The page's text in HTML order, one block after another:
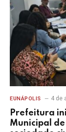
EUNÁPOLIS 4 de
Prefeitura
Municipal